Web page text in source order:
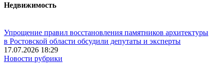
Недвижимость
Упрощение правил восстановления памятников архитектуры
в Ростовской области обсудили депутаты и эксперты
17.07.2026 18:29
Новости рубрики